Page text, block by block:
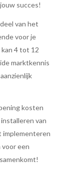
succes!
van het
voor je
4 tot 12
marktkennis
kosten
van
implementeren
voor een